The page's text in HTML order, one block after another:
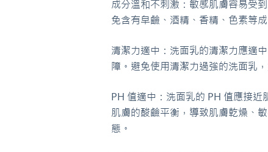
成分溫和不刺激：敏感肌膚容易受
免含有皁鹼、酒精、香精、色素等
清潔力適中：洗面乳的清潔力應適
障。避免使用清潔力過強的洗面乳
PH 值適中：洗面乳的 PH 值應接
肌膚的酸鹼平衡，導致肌膚乾燥、
態。